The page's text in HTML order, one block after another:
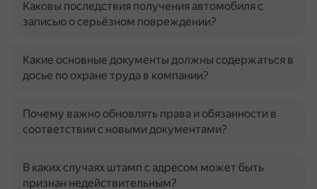
Каковы последствия получения автомобиля с
записью о серьёзном повреждении?
Какие основные документы должны содержаться в
досье по охране труда в компании?
Почему важно обновлять права и обязанности в
соответствии с новыми документами?
В каких случаях штамп с адресом может быть
признан недействительным?